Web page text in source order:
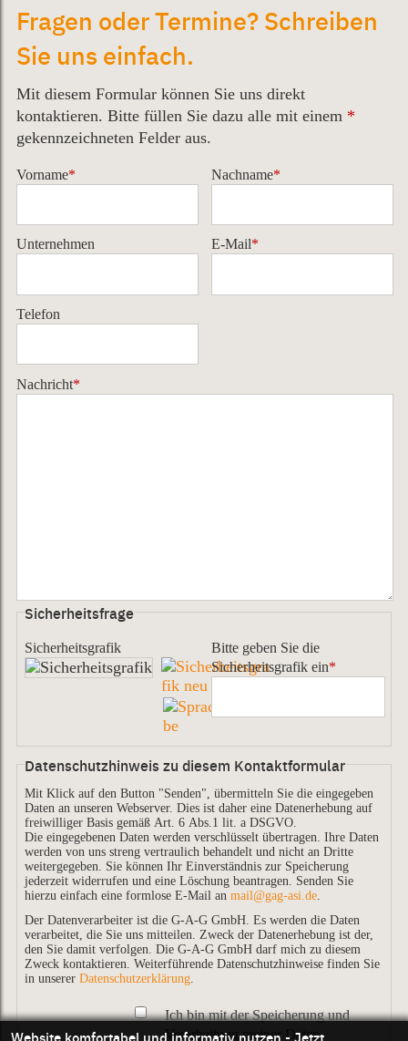
Fragen oder Termine? Schreiben
Sie uns einfach.
Mit diesem Formular können Sie uns direkt
kontaktieren. Bitte füllen Sie dazu alle mit einem *
gekennzeichneten Felder aus.
Vorname* Nachname*
Unternehmen E-Mail*
Telefon
Nachricht*
Sicherheitsfrage
Sicherheitsgrafik
Bitte geben Sie die
Sicherheitsgrafik ein*
Datenschutzhinweis zu diesem Kontaktformular
Mit Klick auf den Button "Senden", übermitteln Sie die eingegeben
Daten an unseren Webserver. Dies ist daher eine Datenerhebung auf
freiwilliger Basis gemäß Art. 6 Abs.1 lit. a DSGVO.
Die eingegebenen Daten werden verschlüsselt übertragen. Ihre Daten
werden von uns streng vertraulich behandelt und nicht an Dritte
weitergegeben. Sie können Ihr Einverständnis zur Speicherung
jederzeit widerrufen und eine Löschung beantragen. Senden Sie
hierzu einfach eine formlose E-Mail an mail@gag-asi.de.
Der Datenverarbeiter ist die G-A-G GmbH. Es werden die Daten
verarbeitet, die Sie uns mitteilen. Zweck der Datenerhebung ist der,
den Sie damit verfolgen. Die G-A-G GmbH darf mich zu diesem
Zweck kontaktieren. Weiterführende Datenschutzhinweise finden Sie
in unserer Datenschutzerklärung.
Ich bin mit der Speicherung und
Verarbeitung meiner Daten
Website komfortabel und informativ nutzen - Jetzt